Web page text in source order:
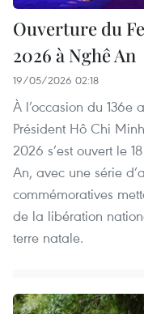
Ouverture du
2026 à Nghê An
19/05/2026 02:18
À l’occasion du 136e
Président Hô Chi
2026 s’est ouvert le
An, avec une série
commémoratives
de la libération
terre natale.